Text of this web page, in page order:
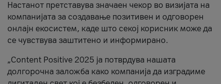
Настанот претставува значаен чекор во визијата на
компанијата за создавање позитивен и одговорен
онлајн екосистем, каде што секој корисник може да
се чувствува заштитено и информирано.
„Content Positive 2025 ја потврдува нашата
долгорочна заложба како компанија да изградиме